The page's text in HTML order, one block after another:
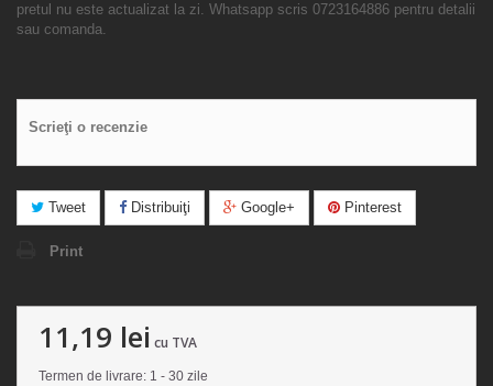
pretul nu este actualizat la zi. Whatsapp scris 0723164886 pentru detalii
sau comanda.
Scrieţi o recenzie
Tweet Distribuiţi Google+ Pinterest
Print
11,19 lei cu TVA
Termen de livrare: 1 - 30 zile